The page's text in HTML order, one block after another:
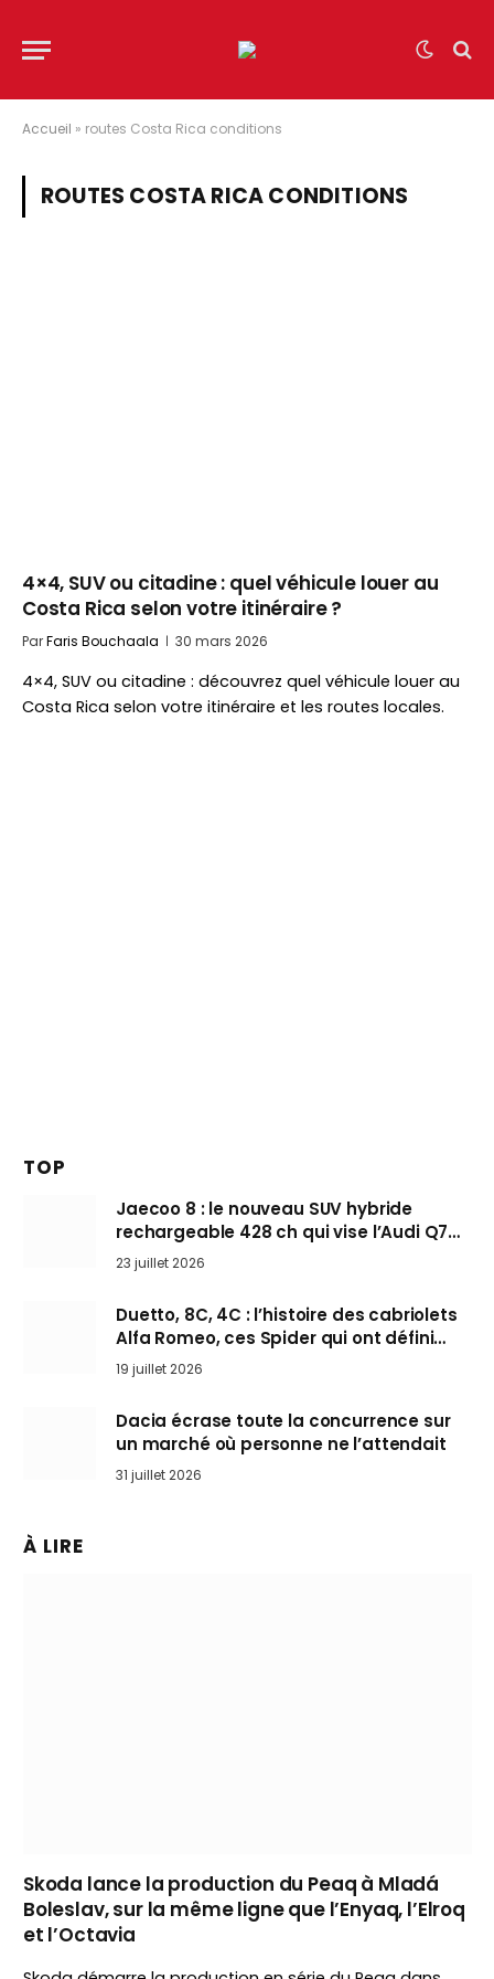
Accueil » routes Costa Rica conditions
ROUTES COSTA RICA CONDITIONS
4×4, SUV ou citadine : quel véhicule louer au
Costa Rica selon votre itinéraire ?
ParFaris Bouchaala 30 mars 2026
4×4, SUV ou citadine : découvrez quel véhicule louer au
Costa Rica selon votre itinéraire et les routes locales.
TOP
Jaecoo 8 : le nouveau SUV hybride
rechargeable 428 ch qui vise l’Audi Q7
arrive en Europe cet automne
23 juillet 2026
Duetto, 8C, 4C : l’histoire des cabriolets
Alfa Romeo, ces Spider qui ont défini
l’art de rouler cheveux au vent
19 juillet 2026
Dacia écrase toute la concurrence sur
un marché où personne ne l’attendait
31 juillet 2026
À LIRE
Skoda lance la production du Peaq à Mladá
Boleslav, sur la même ligne que l’Enyaq, l’Elroq
et l’Octavia